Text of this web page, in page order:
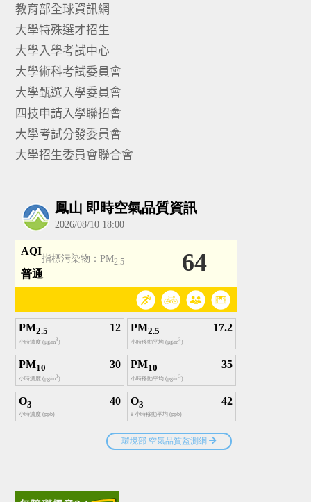
教育部全球資訊網
大學特殊選才招生
大學入學考試中心
大學術科考試委員會
大學甄選入學委員會
四技申請入學聯招會
大學考試分發委員會
大學招生委員會聯合會